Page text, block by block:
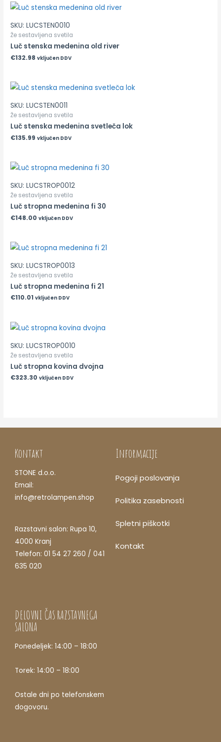
SKU: LUCSTEN0010
Že sestavljena svetila
Luč stenska medenina old river
€132.98 vključen DDV
SKU: LUCSTEN0011
Že sestavljena svetila
Luč stenska medenina svetleča lok
€135.99 vključen DDV
SKU: LUCSTROP0012
Že sestavljena svetila
Luč stropna medenina fi 30
€148.00 vključen DDV
SKU: LUCSTROP0013
Že sestavljena svetila
Luč stropna medenina fi 21
€110.01 vključen DDV
SKU: LUCSTROP0010
Že sestavljena svetila
Luč stropna kovina dvojna
€323.30 vključen DDV
Kontakt
STONE d.o.o.
Email:
info@retrolampen.shop
Razstavni salon: Rupa 10,
4000 Kranj
Telefon: 01 54 27 260 / 041
635 020
Informacije
Pogoji poslovanja
Politika zasebnosti
Spletni piškotki
Kontakt
DELOVNI ČAS RAZSTAVNEGA
SALONA
Ponedeljek: 14:00 – 18:00
Torek: 14:00 – 18:00
Ostale dni po telefonskem
dogovoru.